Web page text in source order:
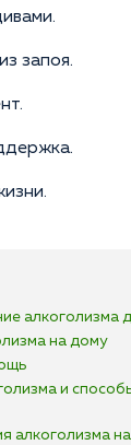
запоя.
алкоголизма
на дому
и
алкоголизма